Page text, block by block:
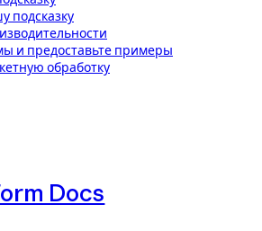
подсказку
и предоставьте примеры
обработку
Docs